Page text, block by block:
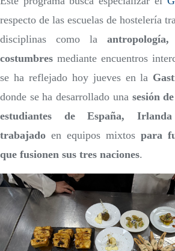
respecto de las escuelas de hostelería
disciplinas como la
costumbres mediante encuentros
se ha reflejado hoy jueves en la
donde se ha desarrollado una sesión
estudiantes de España,
trabajado en equipos mixtos para
que fusionen sus tres naciones.